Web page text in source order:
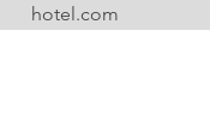
hotel.com